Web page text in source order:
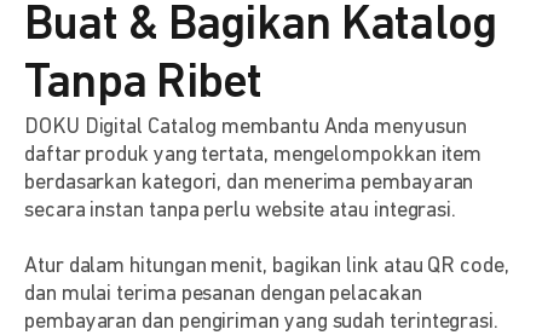
Buat & Bagikan Katalog
Tanpa Ribet
DOKU Digital Catalog membantu Anda menyusun
daftar produk yang tertata, mengelompokkan item
berdasarkan kategori, dan menerima pembayaran
secara instan tanpa perlu website atau integrasi.
Atur dalam hitungan menit, bagikan link atau QR code,
dan mulai terima pesanan dengan pelacakan
pembayaran dan pengiriman yang sudah terintegrasi.